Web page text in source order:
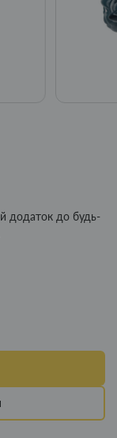
додаток до будь-